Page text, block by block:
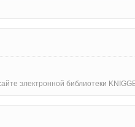
электронной библиотеки